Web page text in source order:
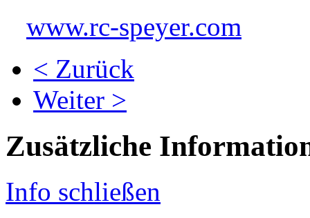
www.rc-speyer.com
< Zurück
Weiter >
Zusätzliche
Info schließen